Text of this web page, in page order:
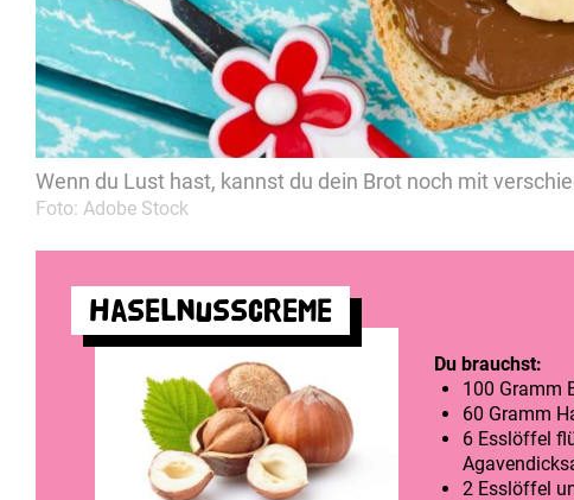
Wenn du Lust hast, kannst du dein Brot noch mit
Foto: Adobe Stock
Haselnusscreme
Du brauchst:
100 Gramm
60 Gramm
6 Esslöffel
2 Esslöffel